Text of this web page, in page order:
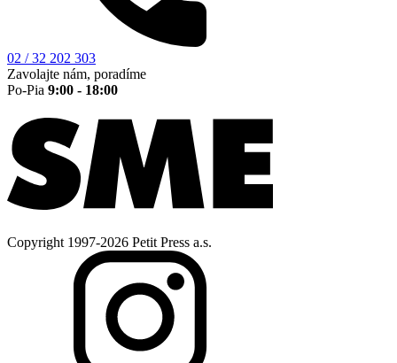
02 / 32 202 303
Zavolajte nám, poradíme
Po-Pia 9:00 - 18:00
Copyright 1997-2026 Petit Press a.s.